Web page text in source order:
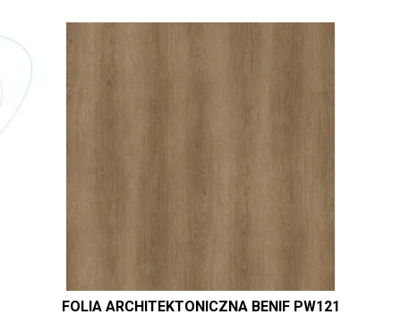
FOLIA ARCHITEKTONICZNA BENIF PW121